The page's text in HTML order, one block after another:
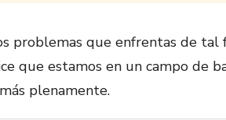
problemas que enfrentas de
que estamos en un campo de
plenamente.